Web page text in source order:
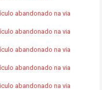
abandonado na via
abandonado na via
abandonado na via
abandonado na via
abandonado na via